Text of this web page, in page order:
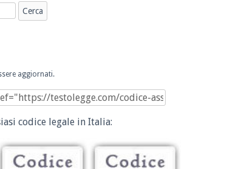
aggiornati.
codice legale in Italia: